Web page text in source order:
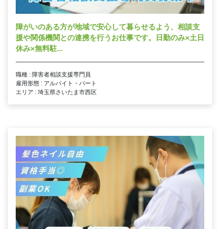
障がいのある方が地域で安心して暮らせるよう、相談支
援や関係機関との連携を行うお仕事です。日勤のみ×土日
休み×無料駐...
職種 : 障害者相談支援専門員
雇用形態 : アルバイト・パート
エリア : 埼玉県さいたま市西区